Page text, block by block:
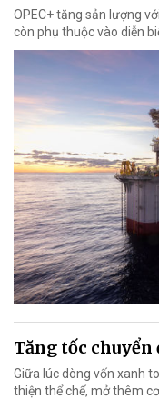
OPEC+ tăng sản lượng
còn phụ thuộc vào diễn
Tăng tốc chuyển
Giữa lúc dòng vốn xanh
thiện thể chế, mở thêm